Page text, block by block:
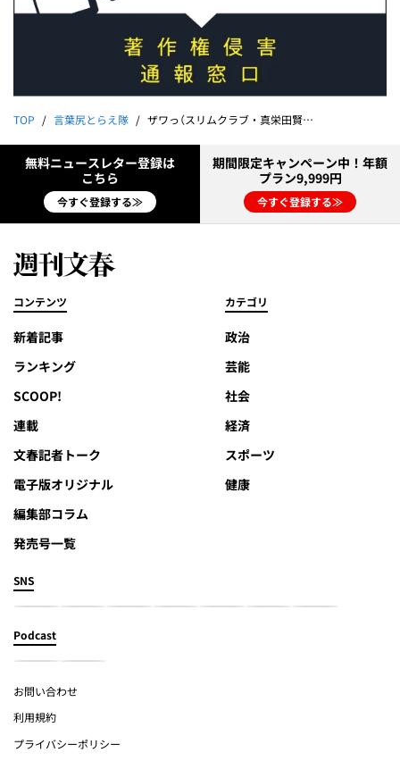
TOP 言葉尻とらえ隊 ザワっ（スリムクラブ・真栄田賢）｜能町みね子
無料ニュースレター登録は
こちら
今すぐ登録する≫
期間限定キャンペーン中！年額
プラン9,999円
今すぐ登録する≫
コンテンツ
新着記事
ランキング
SCOOP!
連載
文春記者トーク
電子版オリジナル
編集部コラム
発売号一覧
カテゴリ
政治
芸能
社会
経済
スポーツ
健康
SNS
Podcast
お問い合わせ
利用規約
プライバシーポリシー